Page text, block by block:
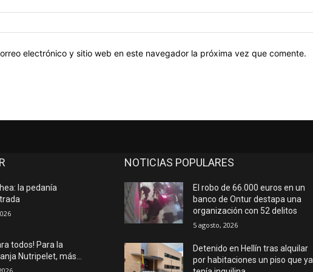
electrónico y sitio web en este navegador la próxima vez que comente.
la pedanía
todos! Para la
Nutripelet, más…
NOTICIAS POPULARES
El robo de 66.000 euros en un
banco de Ontur destapa una
organización con 52 delitos
5 agosto, 2026
Detenido en Hellín tras alquilar
por habitaciones un piso que ya